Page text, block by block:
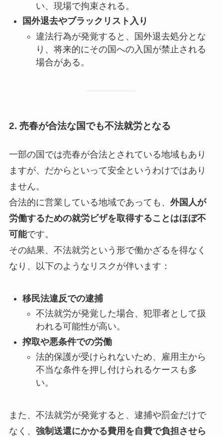
い、現場で拘束される。
国外退去やブラックリスト入り
違法行為が発覚すると、国外退去処分とな
り、将来的にその国への入国が禁止される
場合がある。
2. 売春が合法な国でも不法就労となる
一部の国では売春が合法とされている地域もあり
ますが、だからといって安全というわけではあり
ません。
合法的に営業している地域であっても、 外国人が
労働するための就労ビザを取得することはほぼ不
可能です。
その結果、不法就労という形で働かざるを得なく
なり、以下のようなリスクが伴います：
移民法違反での逮捕
不法就労が発覚した場合、犯罪者として扱
われる可能性が高い。
搾取や悪条件での労働
法的保護が受けられないため、雇用主から
不当な条件を押し付けられるケースも多
い。
また、不法就労が発覚すると、逮捕や罰金だけで
なく、 強制送還にかかる費用を自費で負担させら